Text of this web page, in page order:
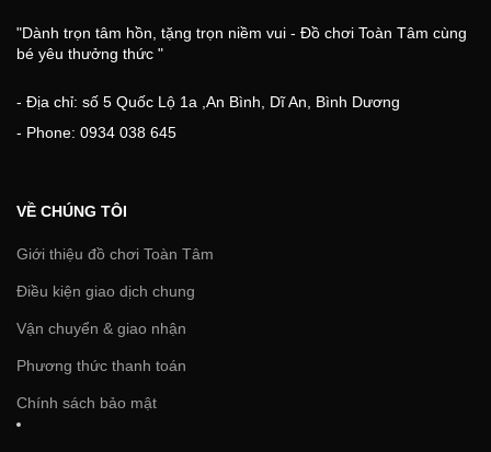
"Dành trọn tâm hồn, tặng trọn niềm vui - Đồ chơi Toàn Tâm cùng
bé yêu thưởng thức "
- Địa chỉ: số 5 Quốc Lộ 1a ,An Bình, Dĩ An, Bình Dương
- Phone: 0934 038 645
VỀ CHÚNG TÔI
Giới thiệu đồ chơi Toàn Tâm
Điều kiện giao dịch chung
Vận chuyển & giao nhận
Phương thức thanh toán
Chính sách bảo mật